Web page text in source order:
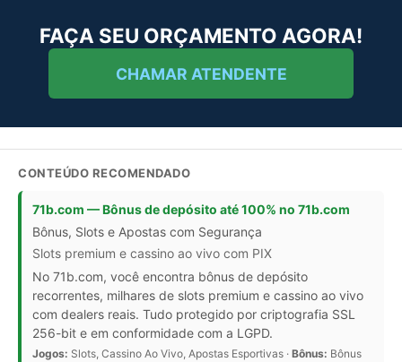
FAÇA SEU ORÇAMENTO AGORA!
CHAMAR ATENDENTE
CONTEÚDO RECOMENDADO
71b.com — Bônus de depósito até 100% no 71b.com
Bônus, Slots e Apostas com Segurança
Slots premium e cassino ao vivo com PIX
No 71b.com, você encontra bônus de depósito
recorrentes, milhares de slots premium e cassino ao vivo
com dealers reais. Tudo protegido por criptografia SSL
256-bit e em conformidade com a LGPD.
Jogos: Slots, Cassino Ao Vivo, Apostas Esportivas · Bônus: Bônus